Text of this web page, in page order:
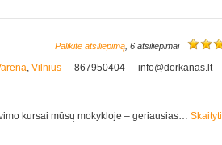
Palikite atsiliepimą , 6 atsiliepimai
, Vilnius 867950404
info@dorkanas.lt
kursai mūsų mokykloje – geriausias… Skaityti